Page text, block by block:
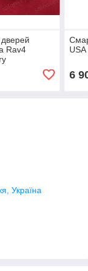
дверей
Rav4
6
Україна